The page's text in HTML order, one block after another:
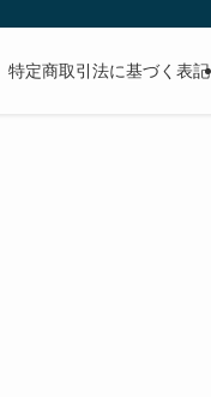
特定商取引法に基づく表記